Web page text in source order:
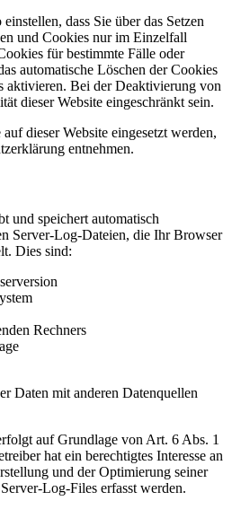
dass Sie über das Setzen
und Cookies nur im Einzelfall
für bestimmte Fälle oder
automatische Löschen der Cookies
aktivieren. Bei der Deaktivierung von
dieser Website eingeschränkt sein.
dieser Website eingesetzt werden,
entnehmen.
und speichert automatisch
Server-Log-Dateien, die Ihr Browser
Dies sind:
Rechners
Daten mit anderen Datenquellen
auf Grundlage von Art. 6 Abs. 1
hat ein berechtigtes Interesse an
und der Optimierung seiner
Log-Files erfasst werden.